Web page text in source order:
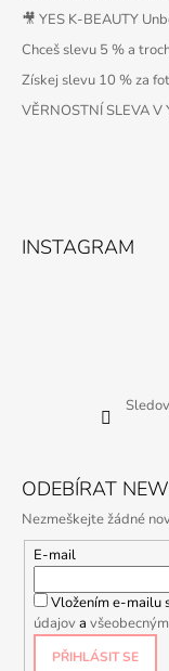
🎥 YES K-BEAUTY
Chceš slevu 5 % a
Získej slevu 10 % za
VĚRNOSTNÍ SLEVA V
INSTAGRAM
ODEBÍRAT
Nezmeškejte žádné
E-mail
Vložením e-mailu
údajova
PŘIHLÁSIT SE